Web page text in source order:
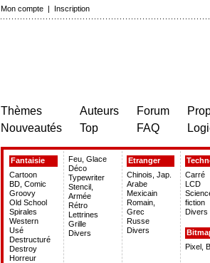
Mon compte | Inscription
Thèmes
Nouveautés
Auteurs
Top
Forum
FAQ
Fantaisie
Cartoon
BD, Comic
Groovy
Old School
Spirales
Western
Usé
Destructuré
Destroy
Horreur
Feu, Glace
Déco
Typewriter
Stencil,
Armée
Rétro
Lettrines
Grille
Divers
Etranger
Chinois, Jap.
Arabe
Mexicain
Romain,
Grec
Russe
Divers
Carré
LCD
fiction
Divers
Pixel,